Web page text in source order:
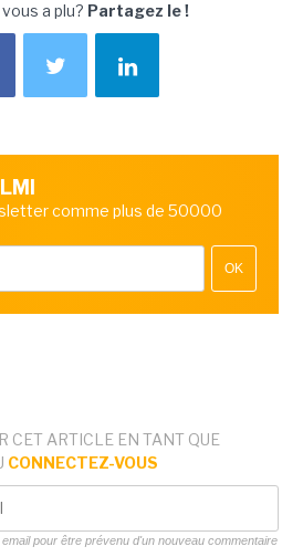
a plu? Partagez le !
comme plus de 50000
OK
CET ARTICLE EN TANT QUE
CONNECTEZ-VOUS
pour être prévenu d'un nouveau commentaire